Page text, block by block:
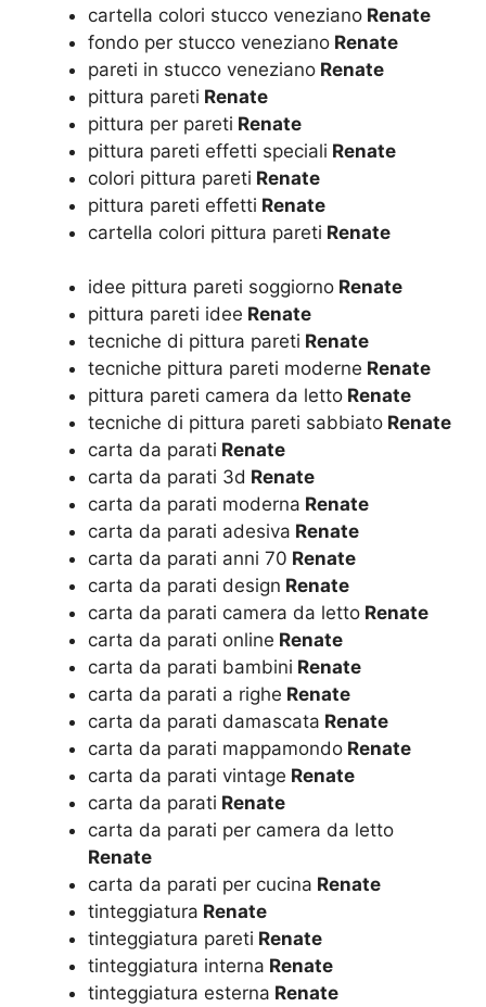
cartella colori stucco veneziano Renate
fondo per stucco veneziano Renate
pareti in stucco veneziano Renate
pittura pareti Renate
pittura per pareti Renate
pittura pareti effetti speciali Renate
colori pittura pareti Renate
pittura pareti effetti Renate
cartella colori pittura pareti Renate
idee pittura pareti soggiorno Renate
pittura pareti idee Renate
tecniche di pittura pareti Renate
tecniche pittura pareti moderne Renate
pittura pareti camera da letto Renate
tecniche di pittura pareti sabbiato Renate
carta da parati Renate
carta da parati 3d Renate
carta da parati moderna Renate
carta da parati adesiva Renate
carta da parati anni 70 Renate
carta da parati design Renate
carta da parati camera da letto Renate
carta da parati online Renate
carta da parati bambini Renate
carta da parati a righe Renate
carta da parati damascata Renate
carta da parati mappamondo Renate
carta da parati vintage Renate
carta da parati Renate
carta da parati per camera da letto
Renate
carta da parati per cucina Renate
tinteggiatura Renate
tinteggiatura pareti Renate
tinteggiatura interna Renate
tinteggiatura esterna Renate